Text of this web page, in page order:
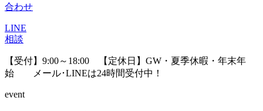
合わせ
LINE
相談
【受付】9:00～18:00 【定休日】GW・夏季休暇・年末年
始 メール･LINEは24時間受付中！
event